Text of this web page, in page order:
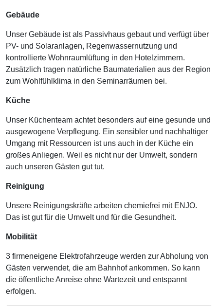
Gebäude
Unser Gebäude ist als Passivhaus gebaut und verfügt über
PV- und Solaranlagen, Regenwassernutzung und
kontrollierte Wohnraumlüftung in den Hotelzimmern.
Zusätzlich tragen natürliche Baumaterialien aus der Region
zum Wohlfühlklima in den Seminarräumen bei.
Küche
Unser Küchenteam achtet besonders auf eine gesunde und
ausgewogene Verpflegung. Ein sensibler und nachhaltiger
Umgang mit Ressourcen ist uns auch in der Küche ein
großes Anliegen. Weil es nicht nur der Umwelt, sondern
auch unseren Gästen gut tut.
Reinigung
Unsere Reinigungskräfte arbeiten chemiefrei mit ENJO.
Das ist gut für die Umwelt und für die Gesundheit.
Mobilität
3 firmeneigene Elektrofahrzeuge werden zur Abholung von
Gästen verwendet, die am Bahnhof ankommen. So kann
die öffentliche Anreise ohne Wartezeit und entspannt
erfolgen.